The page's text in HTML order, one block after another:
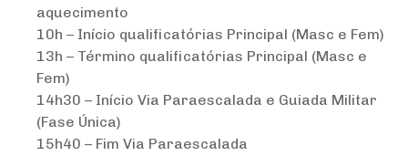
aquecimento
10h – Início qualificatórias Principal (Masc e Fem)
13h – Término qualificatórias Principal (Masc e
Fem)
14h30 – Início Via Paraescalada e Guiada Militar
(Fase Única)
15h40 – Fim Via Paraescalada